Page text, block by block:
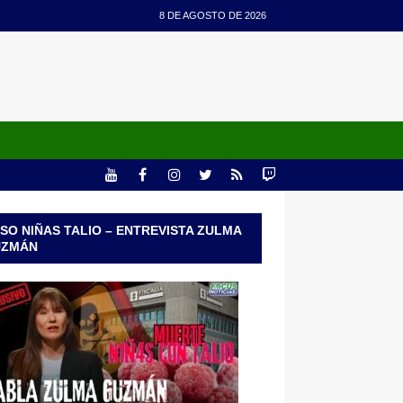
8 DE AGOSTO DE 2026
NIÑAS TALIO – ENTREVISTA ZULMA